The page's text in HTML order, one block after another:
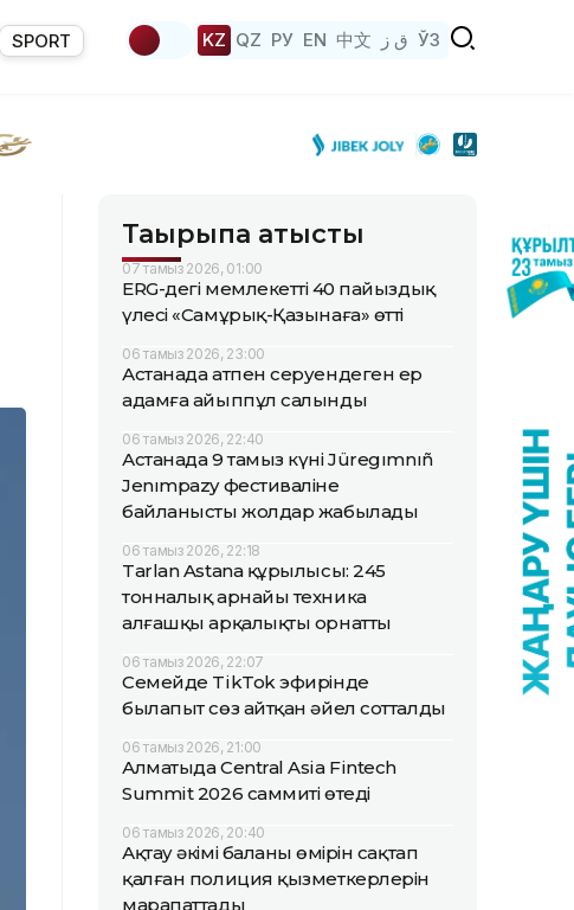
SPORT KZ QZ РУ EN 中文 ق ز ЎЗ
Тақырыпқа қатысты
07 тамыз 2026, 01:00
ERG-дегі мемлекеттің 40 пайыздық
үлесі «Самұрық-Қазынаға» өтті
06 тамыз 2026, 23:00
Астанада атпен серуендеген ер
адамға айыппұл салынды
06 тамыз 2026, 22:40
Астанада 9 тамыз күні Jüregımnıñ
Jenımpazy фестиваліне
байланысты жолдар жабылады
06 тамыз 2026, 22:18
Tarlan Astana құрылысы: 245
тонналық арнайы техника
алғашқы арқалықты орнатты
06 тамыз 2026, 22:07
Семейде TikTok эфирінде
былапыт сөз айтқан әйел сотталды
06 тамыз 2026, 21:00
Алматыда Central Asia Fintech
Summit 2026 саммиті өтеді
06 тамыз 2026, 20:40
Ақтау әкімі баланың өмірін сақтап
қалған полиция қызметкерлерін
марапаттады